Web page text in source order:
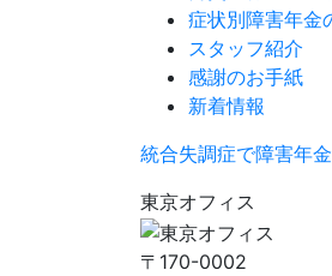
症状別障害年金
スタッフ紹介
感謝のお手紙
新着情報
統合失調症で障害年
東京オフィス
〒170-0002